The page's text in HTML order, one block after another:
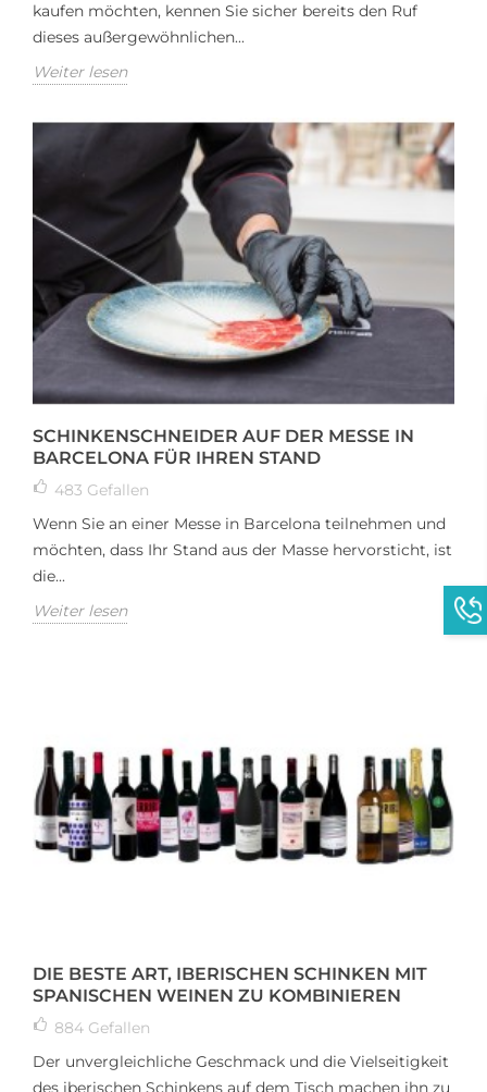
kaufen möchten, kennen Sie sicher bereits den Ruf
dieses außergewöhnlichen...
Weiter lesen
SCHINKENSCHNEIDER AUF DER MESSE IN
BARCELONA FÜR IHREN STAND
483 Gefallen
Wenn Sie an einer Messe in Barcelona teilnehmen und
möchten, dass Ihr Stand aus der Masse hervorsticht, ist
die...
Weiter lesen
DIE BESTE ART, IBERISCHEN SCHINKEN MIT
SPANISCHEN WEINEN ZU KOMBINIEREN
884 Gefallen
Der unvergleichliche Geschmack und die Vielseitigkeit
des iberischen Schinkens auf dem Tisch machen ihn zu